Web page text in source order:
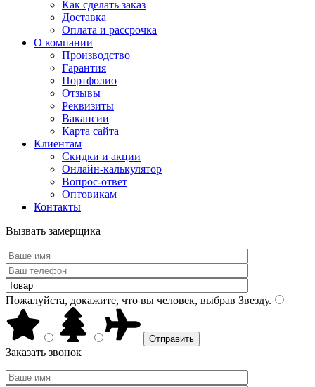
Как сделать заказ
Доставка
Оплата и рассрочка
О компании
Производство
Гарантия
Портфолио
Отзывы
Реквизиты
Вакансии
Карта сайта
Клиентам
Скидки и акции
Онлайн-калькулятор
Вопрос-ответ
Оптовикам
Контакты
Вызвать замерщика
Пожалуйста, докажите, что вы человек, выбрав Звезду.
Заказать звонок